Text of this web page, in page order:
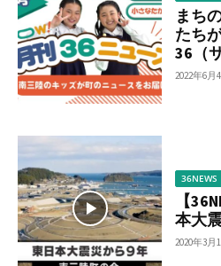
まち
たち
36（
2022年6月
36NEWS
【
本大
2020年3月